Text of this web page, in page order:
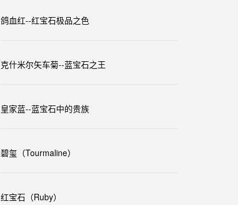
鸽血红--红宝石极品之色
克什米尔矢车菊--蓝宝石之王
皇家蓝--蓝宝石中的贵族
碧玺（Tourmaline）
红宝石（Ruby）